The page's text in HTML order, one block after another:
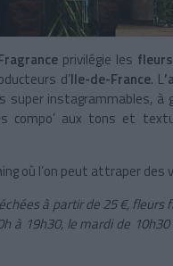
privilégie les fleurs
d’Ile-de-France. L
instagrammables, à
aux tons et
où l’on peut attraper des
à partir de 25 €, fleurs
à 19h30, le mardi de